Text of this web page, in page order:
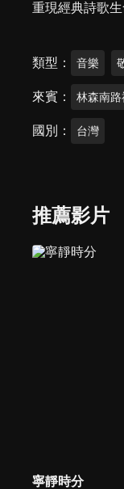
重現經典詩歌
類型 音樂
來賓 林森南
國別 台灣
推薦影片
寧靜時分